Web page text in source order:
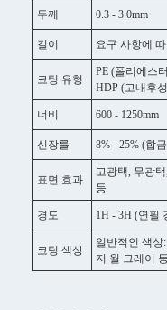
두께 0.3 - 3.0mm
길이 요구 사항에
코팅 유형
PE (폴리에스
HDP (고내후
너비 600 - 1250mm
신장률 8% - 25% (합
표면 효과
고광택, 무광
등
경도 1H - 3H (연필
코팅 색상
일반적인 색상
지 월 그레이